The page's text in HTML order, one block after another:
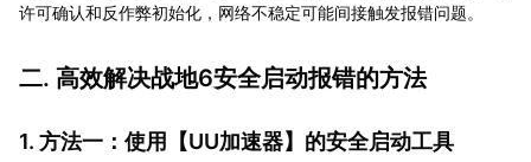
许可确认和反作弊初始化，网络不稳定可能间接触发报错问题。
二. 高效解决战地6安全启动报错的方法
1. 方法一：使用【UU加速器】的安全启动工具